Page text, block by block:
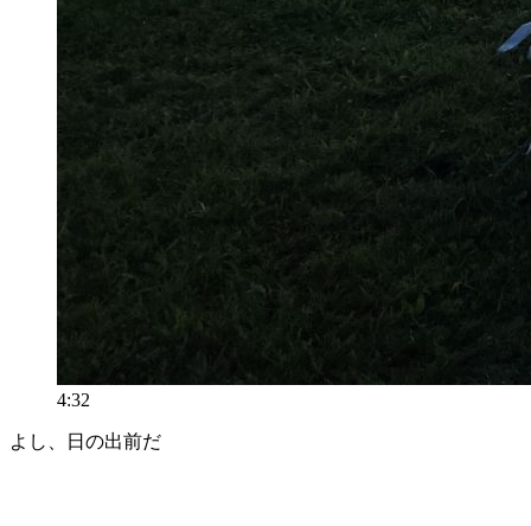
4:32
よし、日の出前だ